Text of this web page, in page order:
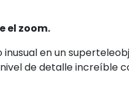
el zoom.
en un
de detalle increíble